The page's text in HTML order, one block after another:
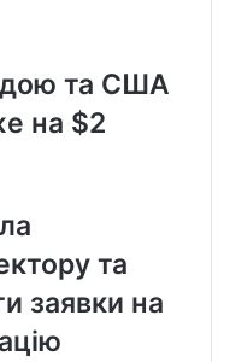
та США
на $2
та
заявки на